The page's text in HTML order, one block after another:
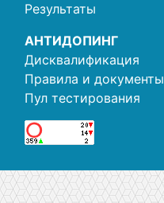
Результаты
АНТИДОПИНГ
Дисквалификация
Правила и документы
Пул тестирования